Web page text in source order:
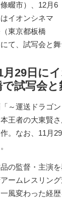
畷市）、12月6
イオンシネマ
東京都板橋
て、試写会と
月29日に
で試写会と
～運送ドラゴ
王者の大東賢
。なお、11月
の監督・主演
ームレスリン
風変わった経